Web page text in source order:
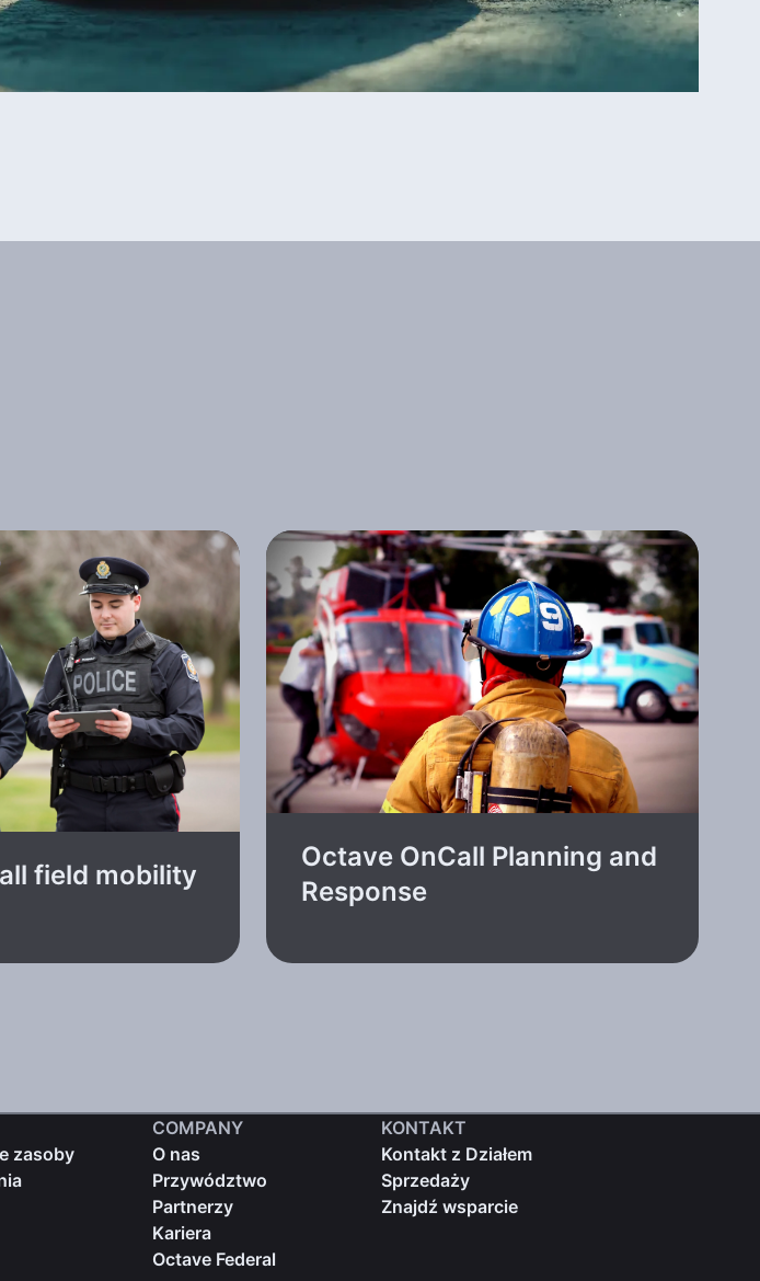
field mobility
Octave OnCall Planning and
Response
zasoby
COMPANY
O nas
Przywództwo
Partnerzy
Kariera
Octave Federal
KONTAKT
Kontakt z Działem
Sprzedaży
Znajdź wsparcie